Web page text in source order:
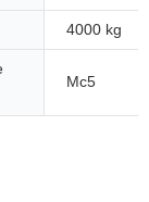
4000 kg
Mc5